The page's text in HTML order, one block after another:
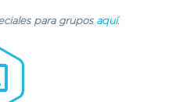
para grupos aquí.